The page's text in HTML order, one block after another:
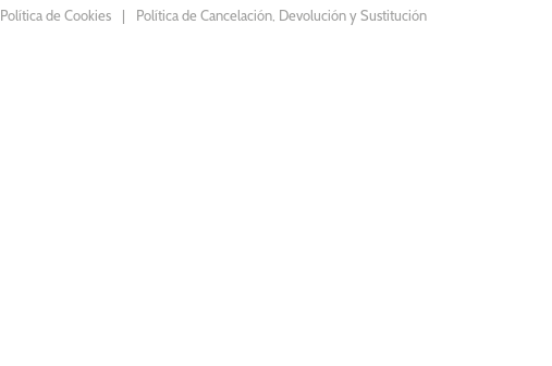
Política de Cookies Política de Cancelación, Devolución y Sustitución